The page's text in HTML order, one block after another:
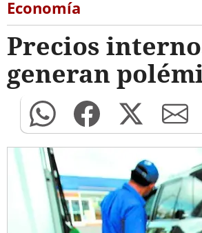
Economía
Precios
generan